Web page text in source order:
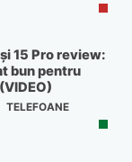
15 Pro review:
bun pentru
TELEFOANE